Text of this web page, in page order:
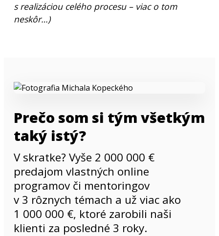
s realizáciou celého procesu – viac o tom
neskôr…)
Prečo som si tým všetkým
taký istý?
V skratke? Vyše 2 000 000 €
predajom vlastných online
programov či mentoringov
v 3 rôznych témach a už viac ako
1 000 000 €, ktoré zarobili naši
klienti za posledné 3 roky.